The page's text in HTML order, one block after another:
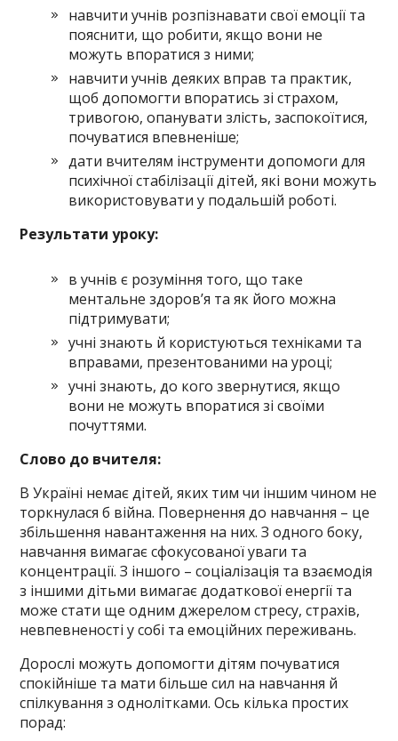
навчити учнів розпізнавати свої емоції та
пояснити, що робити, якщо вони не
можуть впоратися з ними;
навчити учнів деяких вправ та практик,
щоб допомогти впоратись зі страхом,
тривогою, опанувати злість, заспо­коїтися,
почуватися впевненіше;
дати вчителям інструменти допомоги для
психічної стабі­лізації дітей, які вони можуть
використовувати у подаль­шій роботі.
Результати уроку:
в учнів є розуміння того, що таке
ментальне здоров’я та як його можна
підтримувати;
учні знають й користуються техніками та
вправами, пре­зентованими на уроці;
учні знають, до кого звернутися, якщо
вони не можуть впоратися зі своїми
почуттями.
Слово до вчителя:
В Україні немає дітей, яких тим чи іншим чином не
торкнулася б війна. Повернення до навчання – це
збільшення навантаження на них. З одного боку,
навчання вимагає сфокусованої уваги та
концентрації. З іншого – соціалізація та взаємодія
з інши­ми дітьми вимагає додаткової енергії та
може стати ще одним джерелом стресу, страхів,
невпевненості у собі та емоційних переживань.
Дорослі можуть допомогти дітям почуватися
спокійніше та мати більше сил на навчання й
спілкування з однолітками. Ось кілька простих
порад: